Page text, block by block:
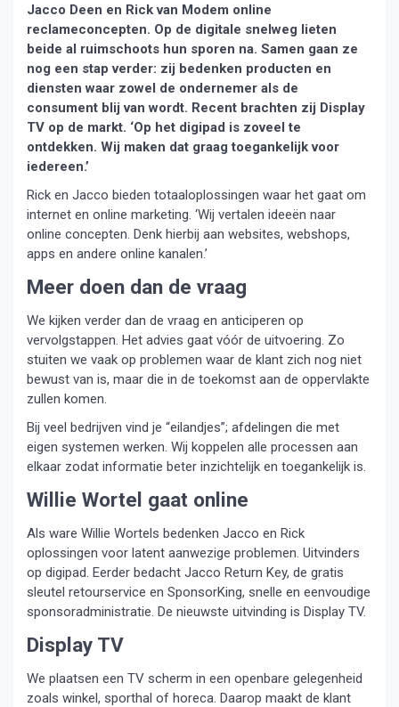
Jacco Deen en Rick van Modem online
reclameconcepten. Op de digitale snelweg lieten
beide al ruimschoots hun sporen na. Samen gaan ze
nog een stap verder: zij bedenken producten en
diensten waar zowel de ondernemer als de
consument blij van wordt. Recent brachten zij Display
TV op de markt. ‘Op het digipad is zoveel te
ontdekken. Wij maken dat graag toegankelijk voor
iedereen.’
Rick en Jacco bieden totaaloplossingen waar het gaat om
internet en online marketing. ‘Wij vertalen ideeën naar
online concepten. Denk hierbij aan websites, webshops,
apps en andere online kanalen.’
Meer doen dan de vraag
We kijken verder dan de vraag en anticiperen op
vervolgstappen. Het advies gaat vóór de uitvoering. Zo
stuiten we vaak op problemen waar de klant zich nog niet
bewust van is, maar die in de toekomst aan de oppervlakte
zullen komen.
Bij veel bedrijven vind je “eilandjes”; afdelingen die met
eigen systemen werken. Wij koppelen alle processen aan
elkaar zodat informatie beter inzichtelijk en toegankelijk is.
Willie Wortel gaat online
Als ware Willie Wortels bedenken Jacco en Rick
oplossingen voor latent aanwezige problemen. Uitvinders
op digipad. Eerder bedacht Jacco Return Key, de gratis
sleutel retourservice en SponsorKing, snelle en eenvoudige
sponsoradministratie. De nieuwste uitvinding is Display TV.
Display TV
We plaatsen een TV scherm in een openbare gelegenheid
zoals winkel, sporthal of horeca. Daarop maakt de klant